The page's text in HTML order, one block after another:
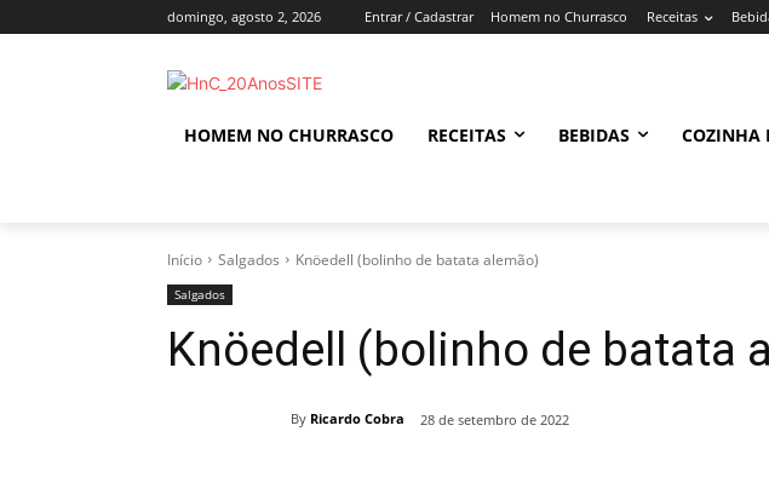
domingo, agosto 2, 2026 Entrar / Cadastrar Homem no Churrasco Receitas
HOMEM NO CHURRASCO RECEITAS BEBIDAS COZINHA
Início Salgados Knöedell (bolinho de batata alemão)
Salgados
Knöedell (bolinho de batata
By Ricardo Cobra 28 de setembro de 2022